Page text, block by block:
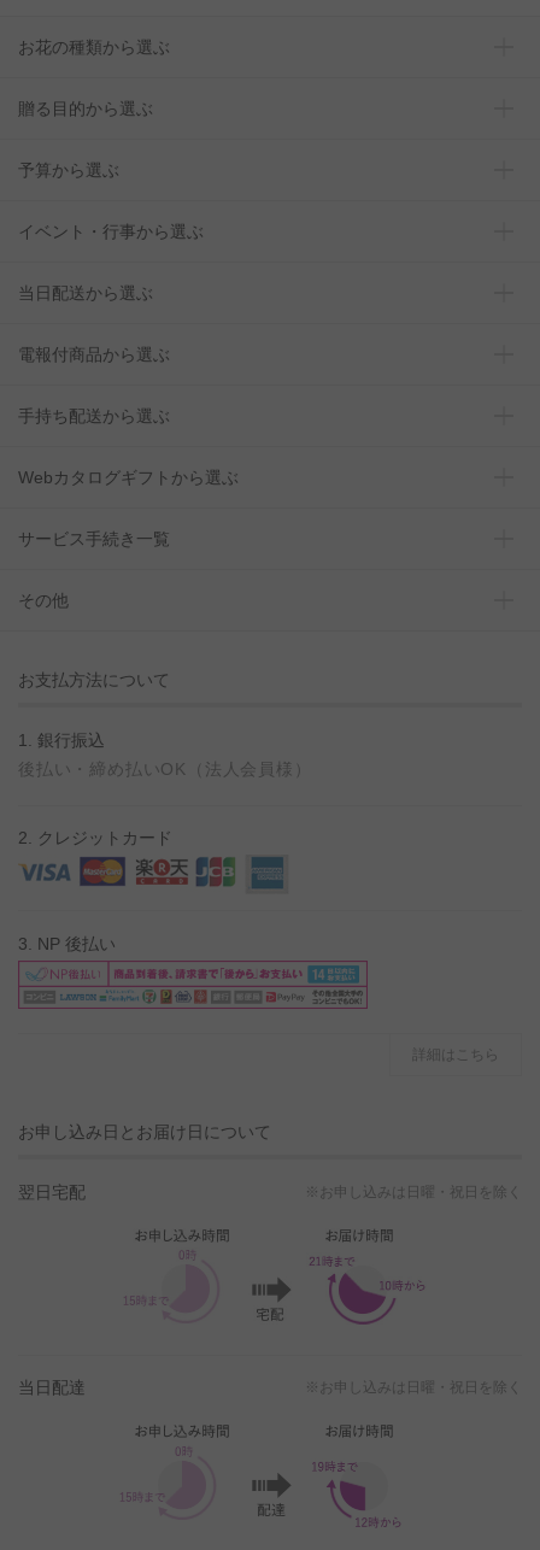
お花の種類から選ぶ
贈る目的から選ぶ
予算から選ぶ
イベント・行事から選ぶ
当日配送から選ぶ
電報付商品から選ぶ
手持ち配送から選ぶ
Webカタログギフトから選ぶ
サービス手続き一覧
その他
お支払方法について
1. 銀行振込
後払い・締め払いOK（法人会員様）
2. クレジットカード
3. NP 後払い
詳細はこちら
お申し込み日とお届け日について
翌日宅配 ※お申し込みは日曜・祝日を除く
当日配達 ※お申し込みは日曜・祝日を除く